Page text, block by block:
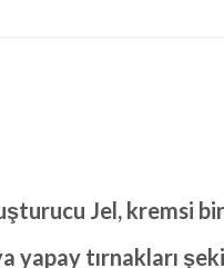
Jel, kremsi
yapay tırnakları